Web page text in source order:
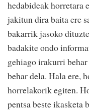
hedabideak horretara
jakitun dira baita ere
bakarrik jasoko
badakite ondo
gehiago irakurri
behar dela. Hala ere,
horrelakorik egiten.
pentsa beste ikasketa